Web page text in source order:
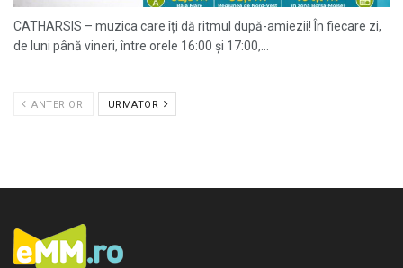
CATHARSIS – muzica care îți dă ritmul după-amiezii! În fiecare zi,
de luni până vineri, între orele 16:00 și 17:00,...
ANTERIOR URMATOR